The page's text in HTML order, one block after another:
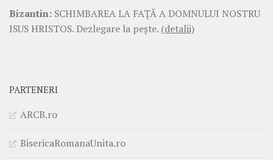
Bizantin: SCHIMBAREA LA FAŢĂ A DOMNULUI NOSTRU
ISUS HRISTOS. Dezlegare la pește. (detalii)
PARTENERI
ARCB.ro
BisericaRomanaUnita.ro